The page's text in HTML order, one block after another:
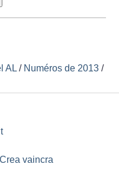
AL / Numéros de 2013 /
vaincra